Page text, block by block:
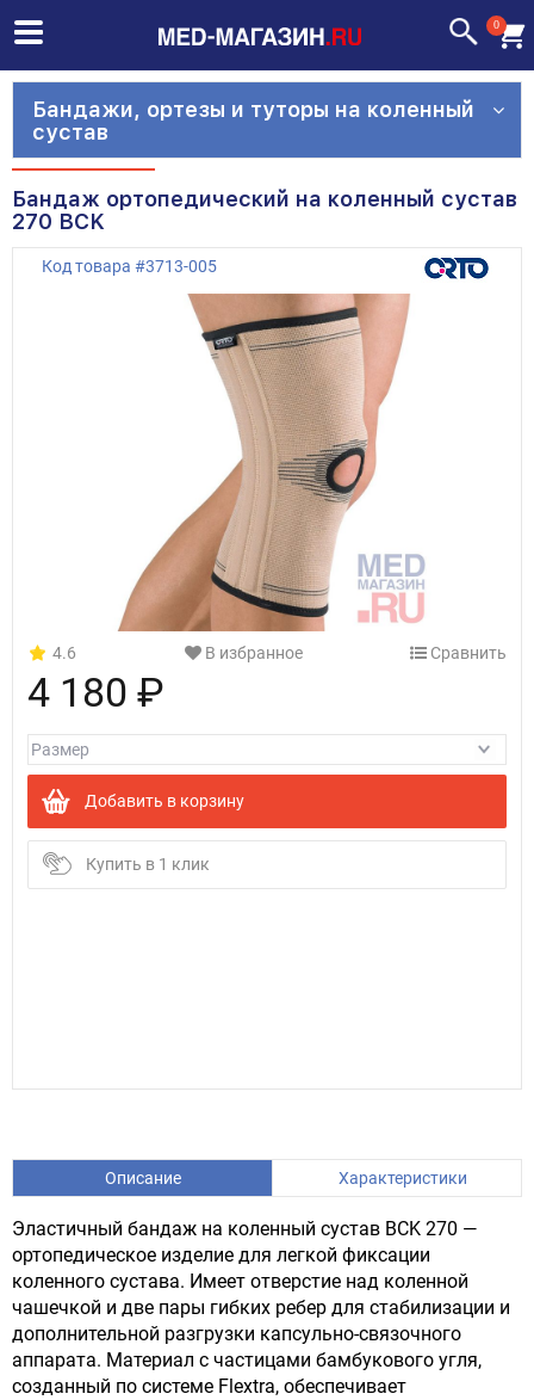
0
Бандажи, ортезы и туторы на коленный
сустав
Бандаж ортопедический на коленный сустав
270 BCK
Код товара #3713-005
4.6 В избранное Сравнить
4 180 ₽
Добавить в корзину
Купить в 1 клик
Описание Характеристики
Эластичный бандаж на коленный сустав BCK 270 —
ортопедическое изделие для легкой фиксации
коленного сустава. Имеет отверстие над коленной
чашечкой и две пары гибких ребер для стабилизации и
дополнительной разгрузки капсульно-связочного
аппарата. Материал с частицами бамбукового угля,
созданный по системе Flextra, обеспечивает